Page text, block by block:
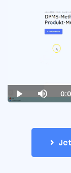
Play Mute